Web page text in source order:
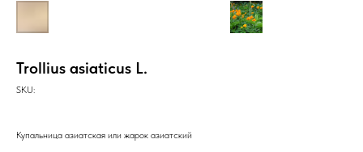
Trollius asiaticus L.
SKU:
Купальница азиатская или жарок азиатский